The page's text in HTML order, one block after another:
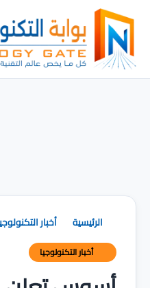
الرئيسية أخبار
أخبار التكنولوجيا